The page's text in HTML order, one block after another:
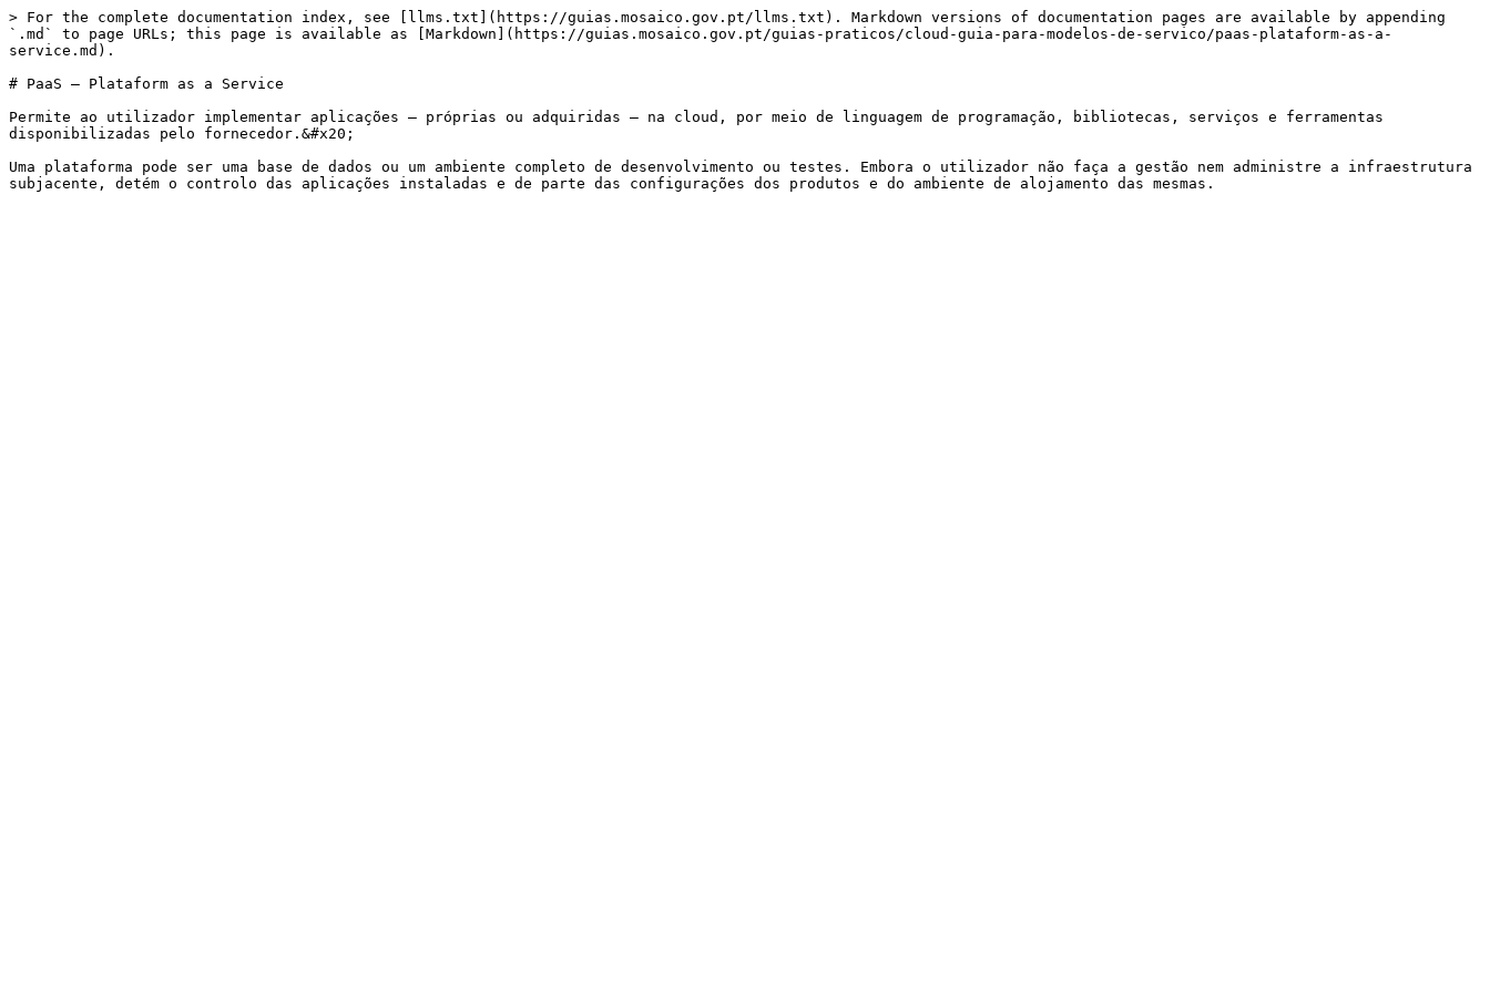
> For the complete documentation index, see [llms.txt](https://guias.mosaico.gov.pt/llms.txt). Markdown versions of documentation pages are available by appending
`.md` to page URLs; this page is available as [Markdown](https://guias.mosaico.gov.pt/guias-praticos/cloud-guia-para-modelos-de-servico/paas-plataform-as-a-
service.md).
# PaaS – Plataform as a Service
Permite ao utilizador implementar aplicações – próprias ou adquiridas – na cloud, por meio de linguagem de programação, bibliotecas, serviços e ferramentas
disponibilizadas pelo fornecedor.&#x20;
Uma plataforma pode ser uma base de dados ou um ambiente completo de desenvolvimento ou testes. Embora o utilizador não faça a gestão nem administre a infraestrutura